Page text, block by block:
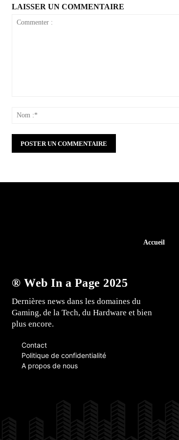
LAISSER UN COMMENTAIRE
Accueil
® Web In a Page 2025
Dernières news dans les domaines du
Gaming, de la Tech, du Hardware et bien
plus encore.
Contact
Politique de confidentialité
A propos de nous